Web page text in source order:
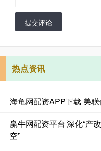
提交评论
热点资讯
海龟网配资APP下载 美
赢牛网配资平台 深化“产
空”